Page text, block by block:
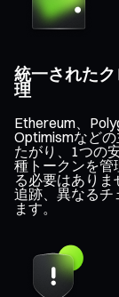
統一された
理
Ethereum、
Optimismなど
たがり、1つの
種トークンを管
る必要はあり
追跡、異なるチ
ます。